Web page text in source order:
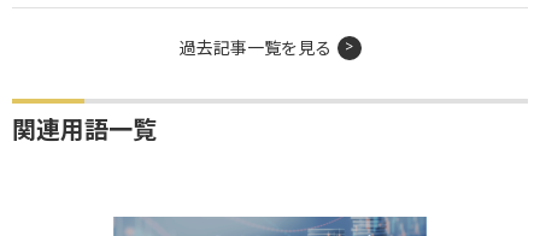
過去記事一覧を見る
関連用語一覧